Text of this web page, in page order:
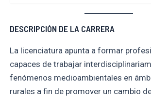
DESCRIPCIÓN DE LA CARRERA
La licenciatura apunta a formar
capaces de trabajar
fenómenos medioambientales en
rurales a fin de promover un cambio